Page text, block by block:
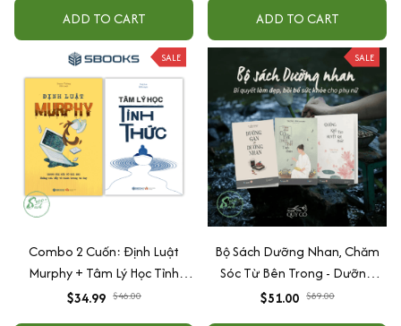
ADD TO CART ADD TO CART
SALE
Combo 2 Cuốn: Định Luật
Murphy + Tâm Lý Học Tỉnh
Thức (Sbook)
$34.99 $46.00
SALE
Bộ Sách Dưỡng Nhan, Chăm
Sóc Từ Bên Trong - Dưỡng
Gan Để Dưỡng Nhan + Dưỡng
$51.00 $89.00